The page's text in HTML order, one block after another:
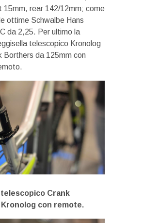
15mm, rear 142/12mm; come
ottime Schwalbe Hans
da 2,25. Per ultimo la
telescopico Kronolog
Borthers da 125mm con
telescopico Crank
con remote.